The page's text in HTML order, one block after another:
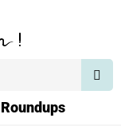
Roundups